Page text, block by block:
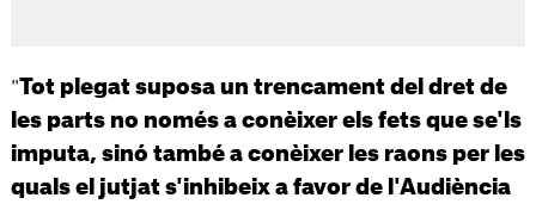
"Tot plegat suposa un trencament del dret de
les parts no només a conèixer els fets que se'ls
imputa, sinó també a conèixer les raons per les
quals el jutjat s'inhibeix a favor de l'Audiència